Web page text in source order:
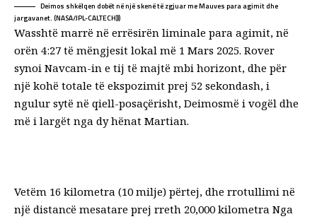
Deimos shkëlqen dobët në një skenë të zgjuar me Mauves para agimit dhe
jargavanet. (NASA/JPL-CALTECH)))
Wasshtë marrë në errësirën liminale para agimit, në
orën 4:27 të mëngjesit lokal më 1 Mars 2025. Rover
synoi Navcam-in e tij të majtë mbi horizont, dhe për
një kohë totale të ekspozimit prej 52 sekondash, i
ngulur sytë në qiell-posaçërisht, Deimosmë i vogël dhe
më i largët nga dy hënat Martian.
Vetëm 16 kilometra (10 milje) përtej, dhe rrotullimi në
një distancë mesatare prej rreth 20,000 kilometra Nga